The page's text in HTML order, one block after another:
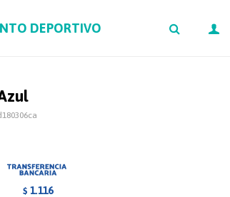
DEPORTIVO
$ 1.116